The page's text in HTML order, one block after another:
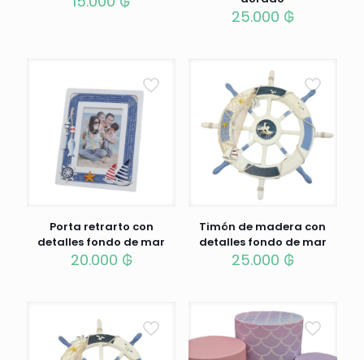
25.000 ₲
Porta retrarto con
detalles fondo de mar
20.000 ₲
Timón de madera con
detalles fondo de mar
25.000 ₲